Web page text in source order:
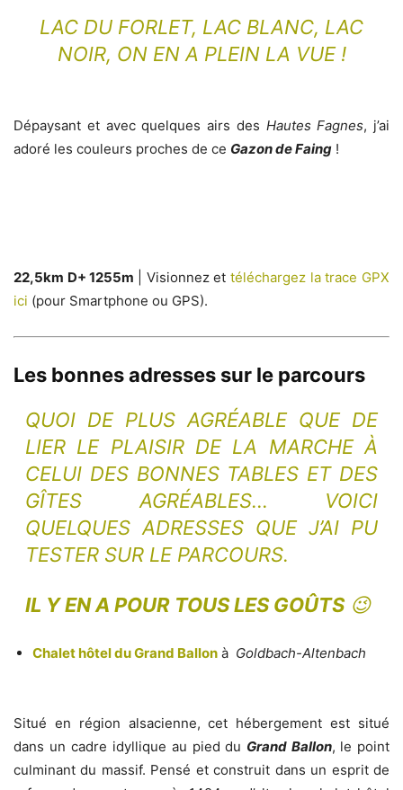
LAC DU FORLET, LAC BLANC, LAC
NOIR, ON EN A PLEIN LA VUE !
Dépaysant et avec quelques airs des Hautes Fagnes, j’ai
adoré les couleurs proches de ce Gazon de Faing !
22,5km D+ 1255m | Visionnez et téléchargez la trace GPX
ici (pour Smartphone ou GPS).
Les bonnes adresses sur le parcours
QUOI DE PLUS AGRÉABLE QUE DE
LIER LE PLAISIR DE LA MARCHE À
CELUI DES BONNES TABLES ET DES
GÎTES AGRÉABLES… VOICI
QUELQUES ADRESSES QUE J’AI PU
TESTER SUR LE PARCOURS.
IL Y EN A POUR TOUS LES GOÛTS😉
Chalet hôtel du Grand Ballon à Goldbach-Altenbach
Situé en région alsacienne, cet hébergement est situé
dans un cadre idyllique au pied du Grand Ballon, le point
culminant du massif. Pensé et construit dans un esprit de